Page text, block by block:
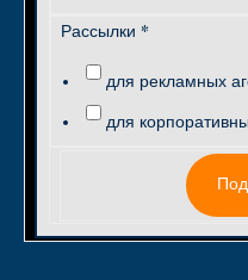
Рассылки *
для рекламных
для